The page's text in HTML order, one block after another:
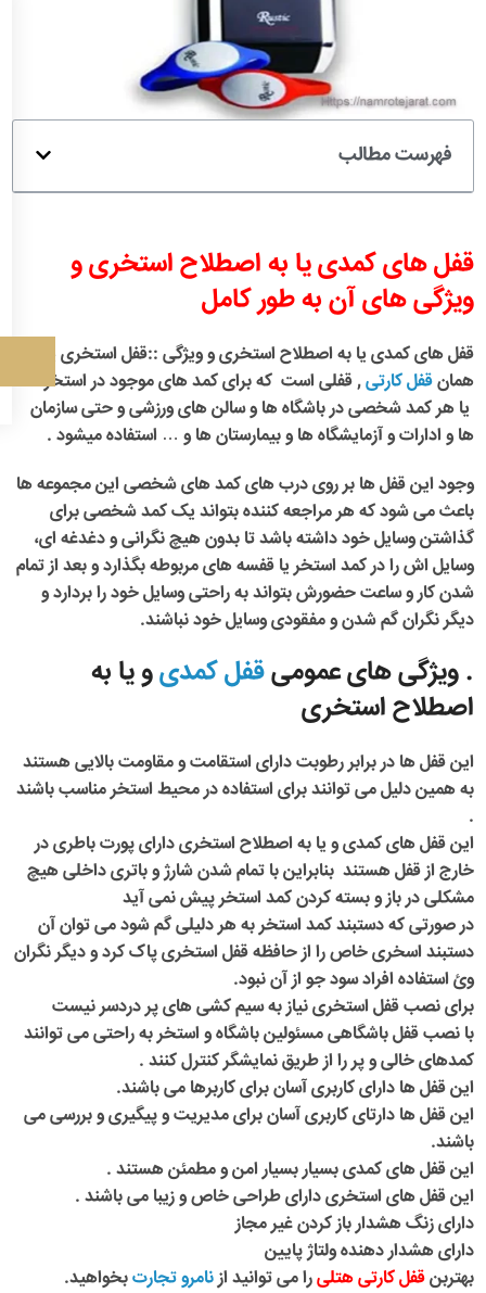
فهرست مطالب
قفل های کمدی یا به اصطلاح استخری و
ویژگی های آن به طور کامل
قفل های کمدی یا به اصطلاح استخری و ویژگی ::قفل استخری یا
همانقفل کارتی, قفلی است که برای کمد های موجود در استخر ها
یا هر کمد شخصی در باشگاه ها و سالن های ورزشی و حتی سازمان
ها و ادارات و آزمایشگاه ها و بیمارستان ها و … استفاده میشود .
وجود این قفل ها بر روی درب های کمد های شخصی این مجموعه ها
باعث می شود که هر مراجعه کننده بتواند یک کمد شخصی برای
گذاشتن وسایل خود داشته باشد تا بدون هیچ نگرانی و دغدغه ای،
وسایل اش را در کمد استخر یا قفسه های مربوطه بگذارد و بعد از تمام
شدن کار و ساعت حضورش بتواند به راحتی وسایل خود را بردارد و
دیگر نگران گم شدن و مفقودی وسایل خود نباشند.
. ویژگی های عمومیقفل کمدیو یا به
اصطلاح استخری
این قفل ها در برابر رطوبت دارای استقامت و مقاومت بالایی هستند
به همین دلیل می توانند برای استفاده در محیط استخر مناسب باشند
.
این قفل های کمدی و یا به اصطلاح استخری دارای پورت باطری در
خارج از قفل هستند بنابراین با تمام شدن شارژ و باتری داخلی هیچ
مشکلی در باز و بسته کردن کمد استخر پیش نمی آید
در صورتی که دستبند کمد استخر به هر دلیلی گم شود می توان آن
دستبند اسخری خاص را از حافظه قفل استخری پاک کرد و دیگر نگران
وئ استفاده افراد سود جو از آن نبود.
برای نصب قفل استخری نیاز به سیم کشی های پر دردسر نیست
با نصب قفل باشگاهی مسئولین باشگاه و استخر به راحتی می توانند
کمدهای خالی و پر را از طریق نمایشگر کنترل کنند .
این قفل ها دارای کاربری آسان برای کاربرها می باشند.
این قفل ها دارتای کاربری آسان برای مدیریت و پیگیری و بررسی می
باشند.
این قفل های کمدی بسیار بسیار امن و مطمئن هستند .
این قفل های استخری دارای طراحی خاص و زیبا می باشند .
دارای زنگ هشدار باز کردن غیر مجاز
دارای هشدار دهنده ولتاژ پایین
بهتربنقفل کارتی هتلیرا می توانید ازنامرو تجارتبخواهید.